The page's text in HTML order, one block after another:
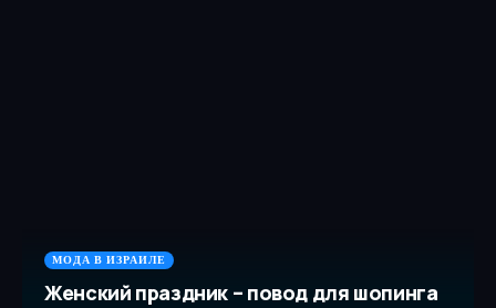
МОДА В ИЗРАИЛЕ
Женский праздник – повод для шопинга